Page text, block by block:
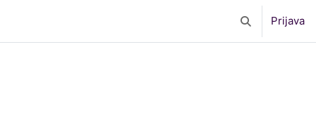
Toggle search
Prijava